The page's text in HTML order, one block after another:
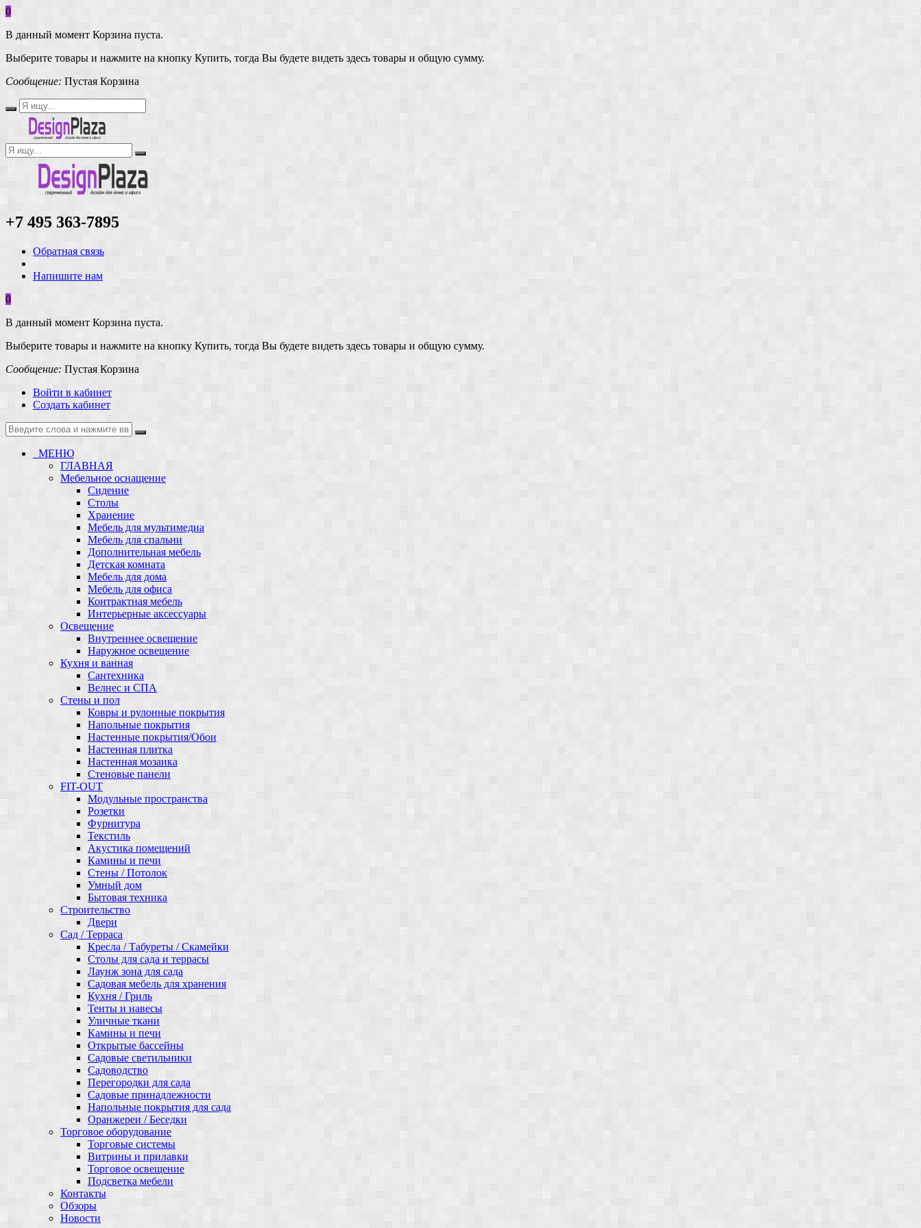
0
В данный момент Корзина пуста.
Выберите товары и нажмите на кнопку Купить, тогда Вы будете видеть здесь товары и общую сумму.
Сообщение: Пустая Корзина
+7 495 363-7895
Обратная связь
Напишите нам
0
В данный момент Корзина пуста.
Выберите товары и нажмите на кнопку Купить, тогда Вы будете видеть здесь товары и общую сумму.
Сообщение: Пустая Корзина
Войти в кабинет
Создать кабинет
МЕНЮ
ГЛАВНАЯ
Мебельное оснащение
Сидение
Столы
Хранение
Мебель для мультимедиа
Мебель для спальни
Дополнительная мебель
Детская комната
Мебель для дома
Мебель для офиса
Контрактная мебель
Интерьерные аксессуары
Освещение
Внутреннее освещение
Наружное освещение
Кухня и ванная
Сантехника
Велнес и СПА
Стены и пол
Ковры и рулонные покрытия
Напольные покрытия
Настенные покрытия/Обои
Настенная плитка
Настенная мозаика
Стеновые панели
FIT-OUT
Модульные пространства
Розетки
Фурнитура
Текстиль
Акустика помещений
Камины и печи
Стены / Потолок
Умный дом
Бытовая техника
Строительство
Двери
Сад / Терраса
Кресла / Табуреты / Скамейки
Столы для сада и террасы
Лаунж зона для сада
Садовая мебель для хранения
Кухня / Гриль
Тенты и навесы
Уличные ткани
Камины и печи
Открытые бассейны
Садовые светильники
Садоводство
Перегородки для сада
Садовые принадлежности
Напольные покрытия для сада
Оранжереи / Беседки
Торговое оборудование
Торговые системы
Витрины и прилавки
Торговое освещение
Подсветка мебели
Контакты
Обзоры
Новости